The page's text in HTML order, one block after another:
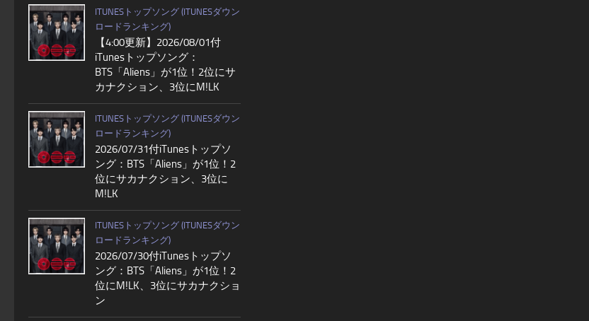
ITUNESトップソング (ITUNESダウン
ロードランキング)
【4:00更新】2026/08/01付
iTunesトップソング：
BTS「Aliens」が1位！2位にサ
カナクション、3位にM!LK
ITUNESトップソング (ITUNESダウン
ロードランキング)
2026/07/31付iTunesトップソ
ング：BTS「Aliens」が1位！2
位にサカナクション、3位に
M!LK
ITUNESトップソング (ITUNESダウン
ロードランキング)
2026/07/30付iTunesトップソ
ング：BTS「Aliens」が1位！2
位にM!LK、3位にサカナクショ
ン